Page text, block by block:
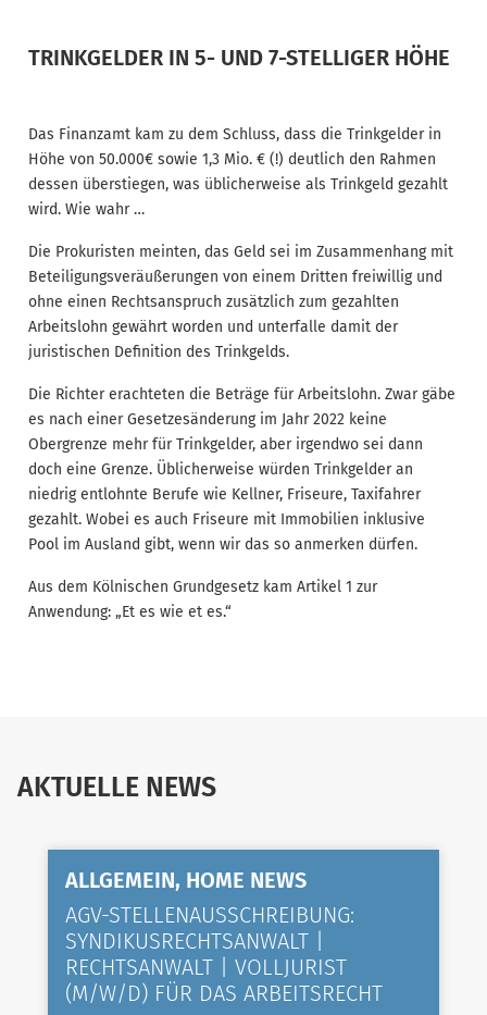
TRINKGELDER IN 5- UND 7-STELLIGER HÖHE
Das Finanzamt kam zu dem Schluss, dass die Trinkgelder in
Höhe von 50.000€ sowie 1,3 Mio. € (!) deutlich den Rahmen
dessen überstiegen, was üblicherweise als Trinkgeld gezahlt
wird. Wie wahr …
Die Prokuristen meinten, das Geld sei im Zusammenhang mit
Beteiligungsveräußerungen von einem Dritten freiwillig und
ohne einen Rechtsanspruch zusätzlich zum gezahlten
Arbeitslohn gewährt worden und unterfalle damit der
juristischen Definition des Trinkgelds.
Die Richter erachteten die Beträge für Arbeitslohn. Zwar gäbe
es nach einer Gesetzesänderung im Jahr 2022 keine
Obergrenze mehr für Trinkgelder, aber irgendwo sei dann
doch eine Grenze. Üblicherweise würden Trinkgelder an
niedrig entlohnte Berufe wie Kellner, Friseure, Taxifahrer
gezahlt. Wobei es auch Friseure mit Immobilien inklusive
Pool im Ausland gibt, wenn wir das so anmerken dürfen.
Aus dem Kölnischen Grundgesetz kam Artikel 1 zur
Anwendung: „Et es wie et es.“
AKTUELLE NEWS
ALLGEMEIN, HOME NEWS
AGV-STELLENAUSSCHREIBUNG:
SYNDIKUSRECHTSANWALT |
RECHTSANWALT | VOLLJURIST
(M/W/D) FÜR DAS ARBEITSRECHT